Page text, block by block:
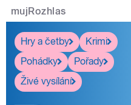
mujRozhlas
Hry a četby
Krimi
Pohádky
Pořady
Živé vysílání